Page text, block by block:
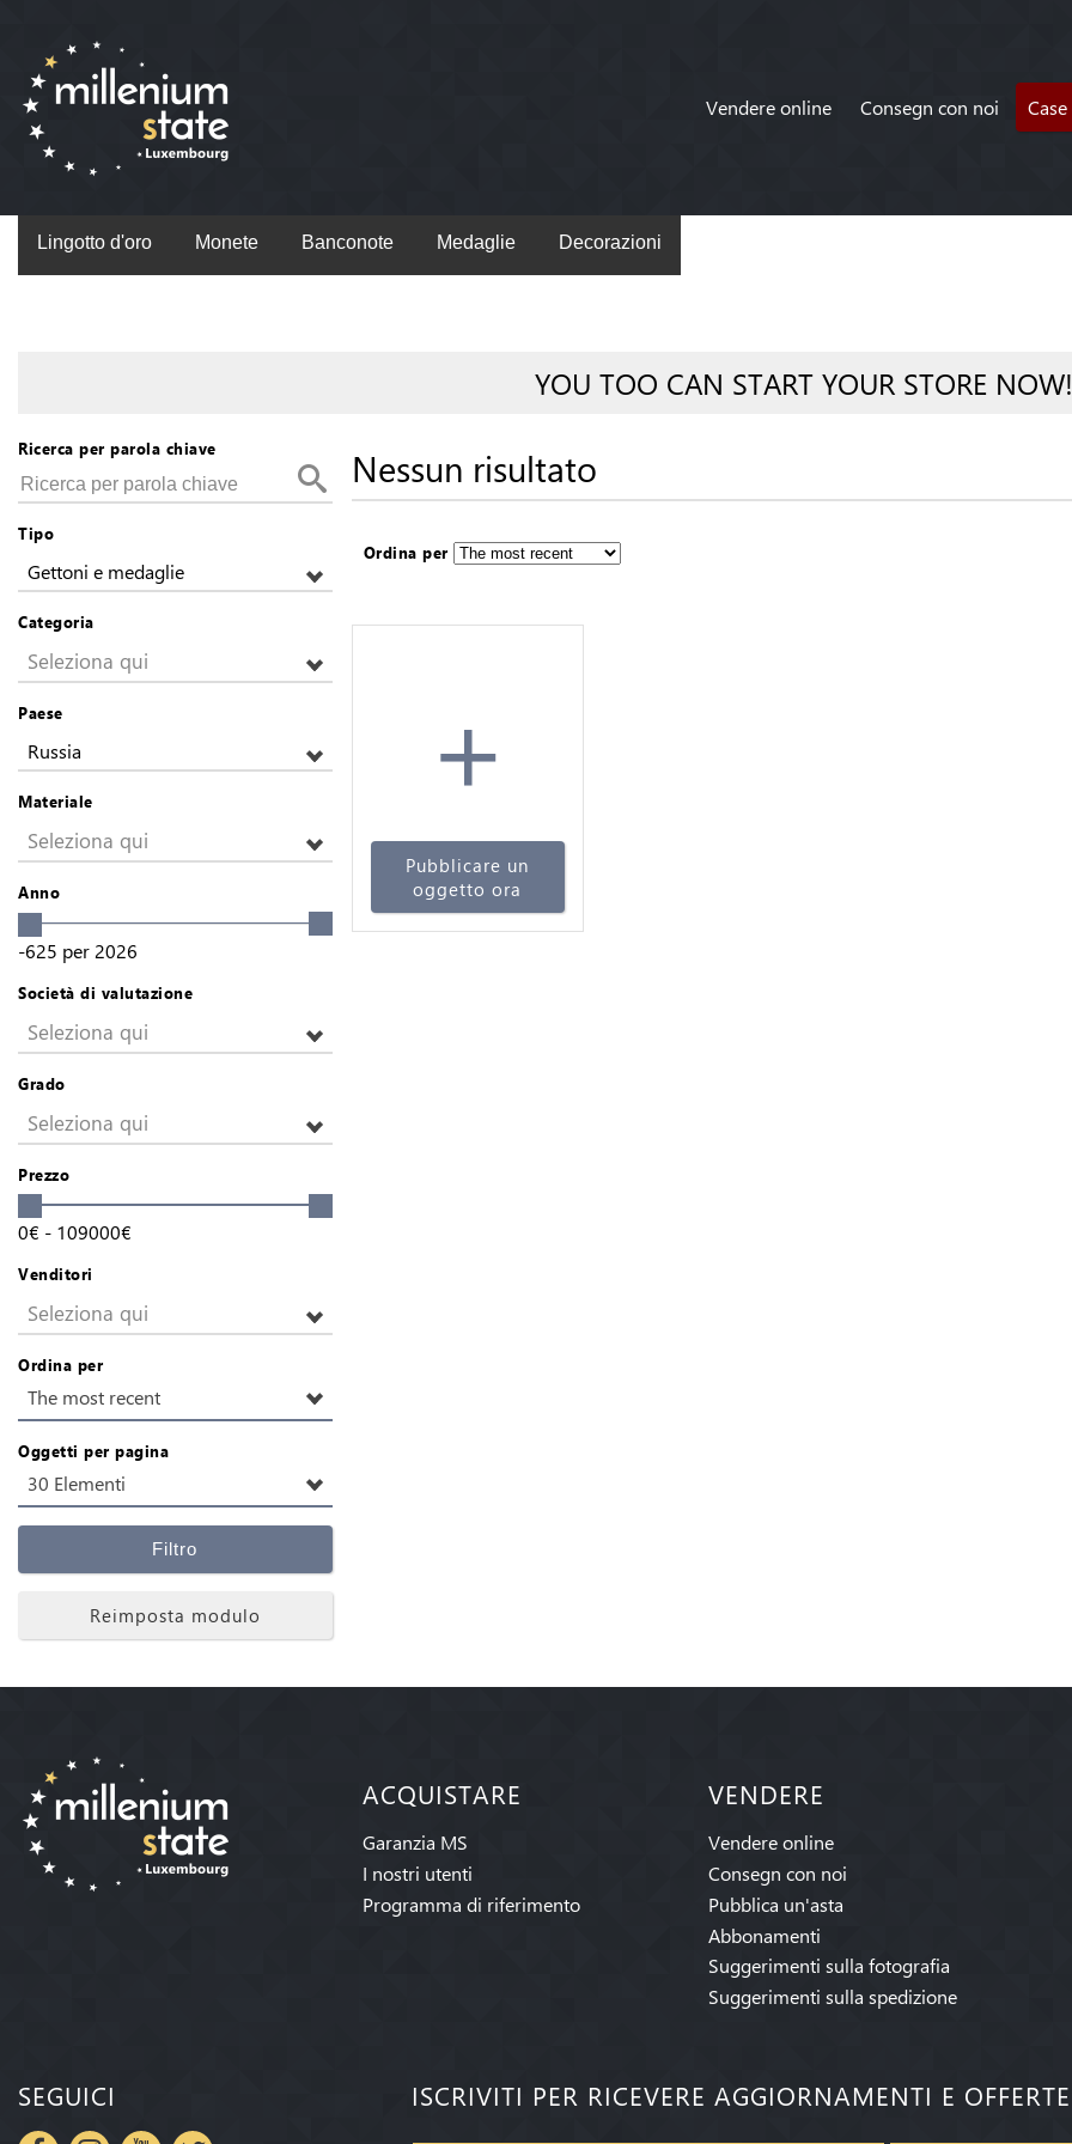
Vendere online Consegn con noi
Lingotto d'oro Monete Banconote Medaglie Decorazioni
YOU TOO CAN START YOUR STORE NOW!
Ricerca per parola chiave
Tipo
Gettoni e medaglie
Categoria
Seleziona qui
Paese
Russia
Materiale
Seleziona qui
Anno
-625 per 2026
Società di valutazione
Seleziona qui
Grado
Seleziona qui
Prezzo
0€ - 109000€
Venditori
Seleziona qui
Ordina per
The most recent
Oggetti per pagina
30 Elementi
Filtro
Reimposta modulo
Nessun risultato
Ordina per
+
Pubblicare un
oggetto ora
ACQUISTARE
Garanzia MS
I nostri utenti
Programma di riferimento
VENDERE
Vendere online
Consegn con noi
Pubblica un'asta
Abbonamenti
Suggerimenti sulla fotografia
Suggerimenti sulla spedizione
SEGUICI ISCRIVITI PER RICEVERE AGGIORNAMENTI E